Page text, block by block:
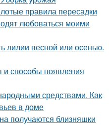
правила пересадки
любоваться моими
лилии весной или осенью.
способы появления
средствами. Как
в доме
получаются близняшки